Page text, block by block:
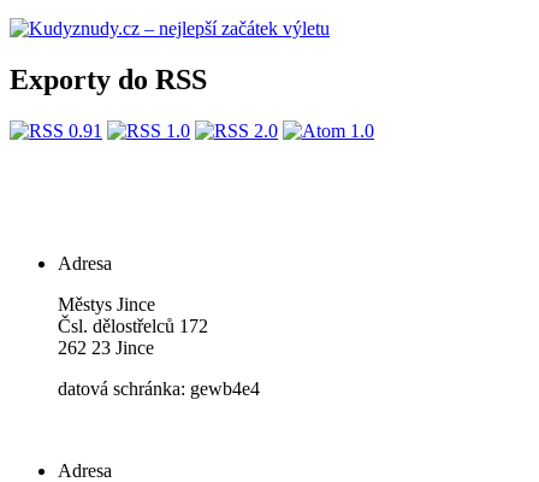
Exporty do RSS
Adresa
Městys Jince
Čsl. dělostřelců 172
262 23 Jince
datová schránka: gewb4e4
Adresa